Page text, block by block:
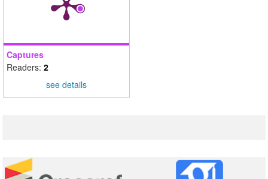
Captures
Readers: 2
see details